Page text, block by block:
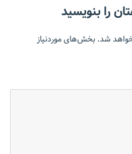
را بنویسید
شد.بخش‌های موردنیاز